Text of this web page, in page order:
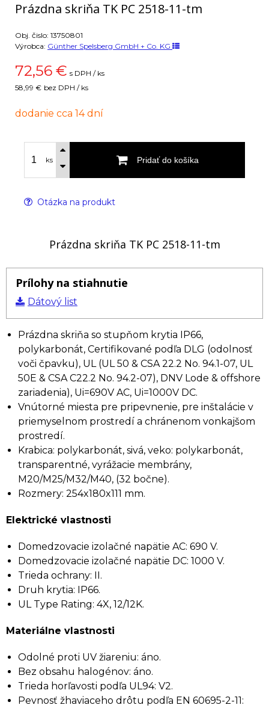
Prázdna skriňa TK PC 2518-11-tm
Obj. čislo: 13750801
Výrobca: Günther Spelsberg GmbH + Co. KG
72,56 € s DPH / ks
58,99 € bez DPH / ks
dodanie cca 14 dní
ks Pridať do košíka
Otázka na produkt
Prázdna skriňa TK PC 2518-11-tm
Prílohy na stiahnutie
Dátový list
Prázdna skriňa so stupňom krytia IP66,
polykarbonát, Certifikované podľa DLG (odolnosť
voči čpavku), UL (UL 50 & CSA 22.2 No. 94.1-07, UL
50E & CSA C22.2 No. 94.2-07), DNV Lode & offshore
zariadenia), Ui=690V AC, Ui=1000V DC.
Vnútorné miesta pre pripevnenie, pre inštalácie v
priemyselnom prostredí a chránenom vonkajšom
prostredí.
Krabica: polykarbonát, sivá, veko: polykarbonát,
transparentné, vyrážacie membrány,
M20/M25/M32/M40, (32 bočne).
Rozmery: 254x180x111 mm.
Elektrické vlastnosti
Domedzovacie izolačné napätie AC: 690 V.
Domedzovacie izolačné napätie DC: 1000 V.
Trieda ochrany: II.
Druh krytia: IP66.
UL Type Rating: 4X, 12/12K.
Materiálne vlastnosti
Odolné proti UV žiareniu: áno.
Bez obsahu halogénov: áno.
Trieda horľavosti podľa UL94: V2.
Pevnosť žhaviaceho drôtu podľa EN 60695-2-11: